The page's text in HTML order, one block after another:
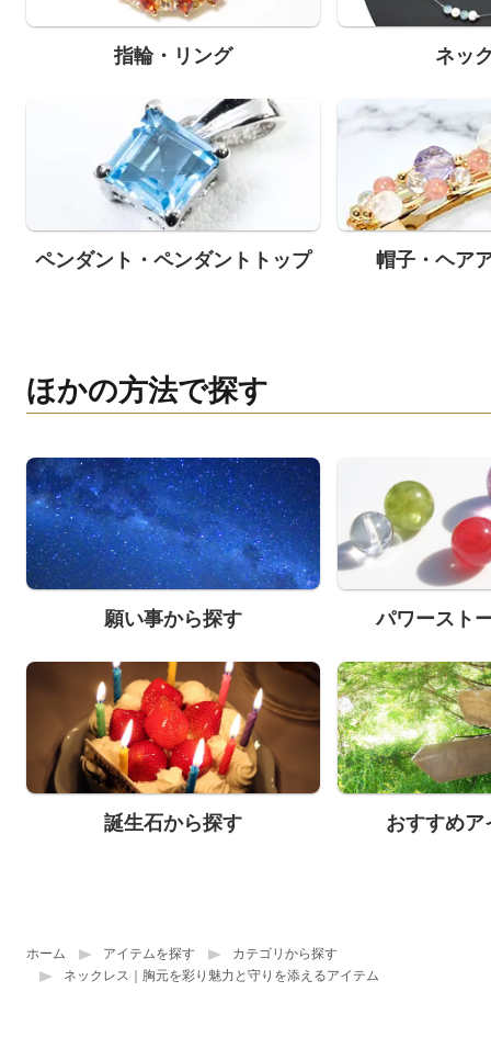
指輪・リング ネッ
ペンダント・ペンダントトップ 帽子・ヘア
ほかの方法で探す
願い事から探す パワースト
誕生石から探す おすすめア
ホーム アイテムを探す
カテゴリから探す
ネックレス｜胸元を彩り魅力と守りを添えるアイテム